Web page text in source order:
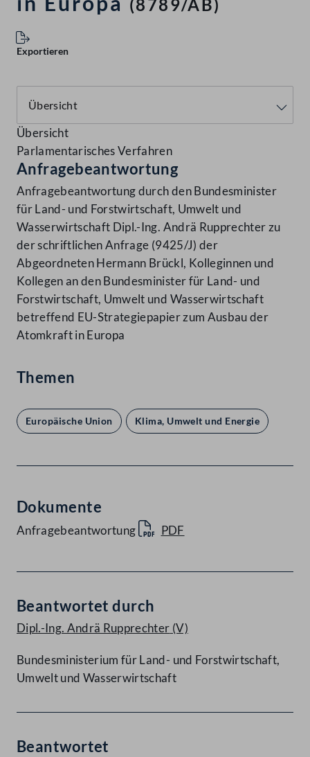
(8789/AB)
Exportieren
Übersicht
Parlamentarisches Verfahren
Anfragebeantwortung
Anfragebeantwortung durch den Bundesminister
für Land- und Forstwirtschaft, Umwelt und
Wasserwirtschaft Dipl.-Ing. Andrä Rupprechter zu
der schriftlichen Anfrage (9425/J) der
Abgeordneten Hermann Brückl, Kolleginnen und
Kollegen an den Bundesminister für Land- und
Forstwirtschaft, Umwelt und Wasserwirtschaft
betreffend EU-Strategiepapier zum Ausbau der
Atomkraft in Europa
Themen
Europäische Union Klima, Umwelt und Energie
Dokumente
Anfragebeantwortung PDF
Beantwortet durch
Dipl.-Ing. Andrä Rupprechter (V)
Bundesministerium für Land- und Forstwirtschaft,
Umwelt und Wasserwirtschaft
Beantwortet